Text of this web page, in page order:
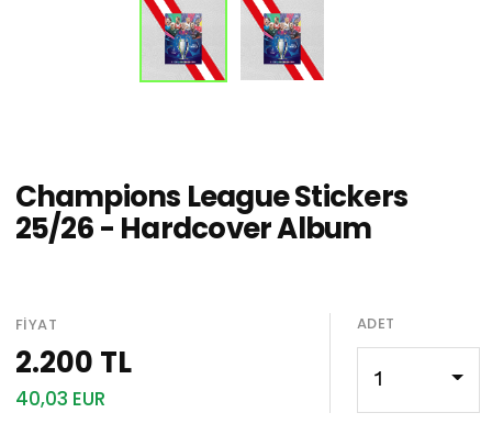
Champions League Stickers
25/26 - Hardcover Album
FIYAT
2.200 TL
40,03 EUR
ADET
1